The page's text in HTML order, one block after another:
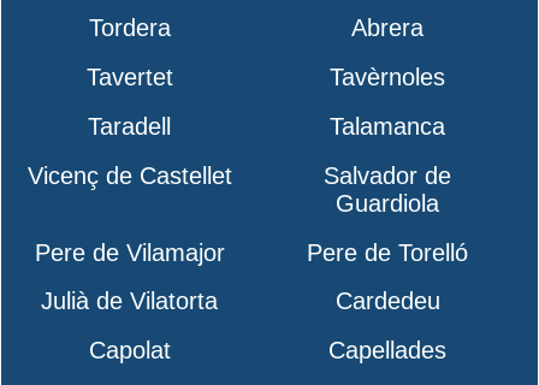
Tordera
Abrera
Tavertet
Tavèrnoles
Taradell
Talamanca
Vicenç de Castellet
Salvador de
Guardiola
Pere de Vilamajor
Pere de Torelló
Julià de Vilatorta
Cardedeu
Capolat
Capellades